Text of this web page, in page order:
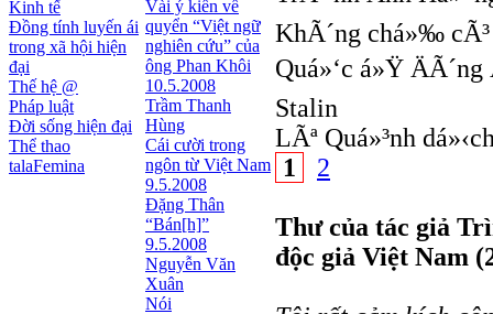
Kinh tế
Đồng tính luyến ái
trong xã hội hiện
đại
Thế hệ @
Pháp luật
Đời sống hiện đại
Thể thao
talaFemina
Vài ý kiến về
quyển “Việt ngữ
nghiên cứu” của
ông Phan Khôi
10.5.2008
Trầm Thanh
Hùng
Cái cười trong
ngôn từ Việt Nam
9.5.2008
Đặng Thân
“Bán[h]”
9.5.2008
Nguyễn Văn
Xuân
Nói
KhÃ´ng chá»‰
Quá»‘c á»Ÿ
Stalin
LÃª Quá»³nh
1
2
Thư của tác giả
độc giả Việt Nam